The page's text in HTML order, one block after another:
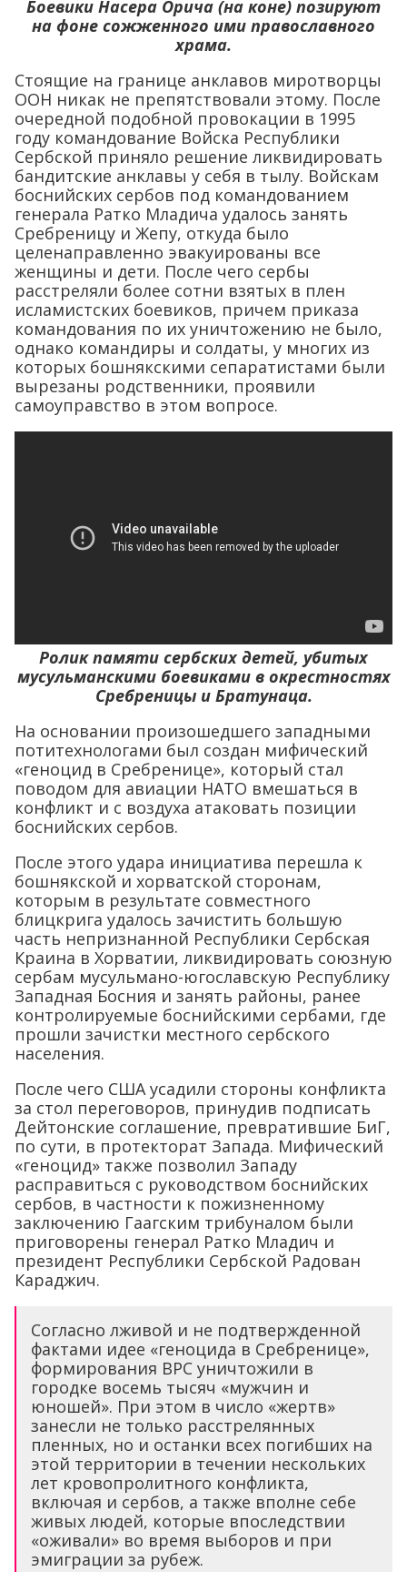
Боевики Насера Орича (на коне) позируют
на фоне сожженного ими православного
храма.
Стоящие на границе анклавов миротворцы
ООН никак не препятствовали этому. После
очередной подобной провокации в 1995
году командование Войска Республики
Сербской приняло решение ликвидировать
бандитские анклавы у себя в тылу. Войскам
боснийских сербов под командованием
генерала Ратко Младича удалось занять
Сребреницу и Жепу, откуда было
целенаправленно эвакуированы все
женщины и дети. После чего сербы
расстреляли более сотни взятых в плен
исламистских боевиков, причем приказа
командования по их уничтожению не было,
однако командиры и солдаты, у многих из
которых бошнякскими сепаратистами были
вырезаны родственники, проявили
самоуправство в этом вопросе.
Ролик памяти сербских детей, убитых
мусульманскими боевиками в окрестностях
Сребреницы и Братунаца.
На основании произошедшего западными
потитехнологами был создан мифический
«геноцид в Сребренице», который стал
поводом для авиации НАТО вмешаться в
конфликт и с воздуха атаковать позиции
боснийских сербов.
После этого удара инициатива перешла к
бошнякской и хорватской сторонам,
которым в результате совместного
блицкрига удалось зачистить большую
часть непризнанной Республики Сербская
Краина в Хорватии, ликвидировать союзную
сербам мусульмано-югославскую Республику
Западная Босния и занять районы, ранее
контролируемые боснийскими сербами, где
прошли зачистки местного сербского
населения.
После чего США усадили стороны конфликта
за стол переговоров, принудив подписать
Дейтонские соглашение, превратившие БиГ,
по сути, в протекторат Запада. Мифический
«геноцид» также позволил Западу
расправиться с руководством боснийских
сербов, в частности к пожизненному
заключению Гаагским трибуналом были
приговорены генерал Ратко Младич и
президент Республики Сербской Радован
Караджич.
Согласно лживой и не подтвержденной
фактами идее «геноцида в Сребренице»,
формирования ВРС уничтожили в
городке восемь тысяч «мужчин и
юношей». При этом в число «жертв»
занесли не только расстрелянных
пленных, но и останки всех погибших на
этой территории в течении нескольких
лет кровопролитного конфликта,
включая и сербов, а также вполне себе
живых людей, которые впоследствии
«оживали» во время выборов и при
эмиграции за рубеж.